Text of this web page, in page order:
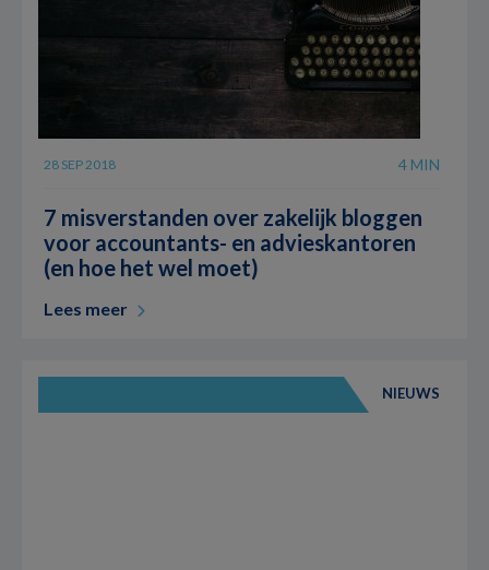
28 SEP 2018 4 MIN
7 misverstanden over zakelijk bloggen
voor accountants- en advieskantoren
(en hoe het wel moet)
Lees meer
NIEUWS